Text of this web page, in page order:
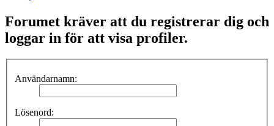
Forumet kräver att du registrerar dig och
loggar in för att visa profiler.
Användarnamn:
Lösenord: